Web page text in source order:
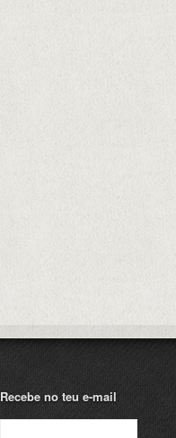
Recebe no teu e-mail